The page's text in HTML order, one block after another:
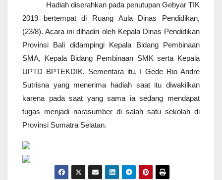
Hadiah diserahkan pada penutupan Gebyar TIK
2019 bertempat di Ruang Aula Dinas Pendidikan,
(23/8). Acara ini dihadiri oleh Kepala Dinas Pendidikan
Provinsi Bali didampingi Kepala Bidang Pembinaan
SMA, Kepala Bidang Pembinaan SMK serta Kepala
UPTD BPTEKDIK. Sementara itu, I Gede Rio Andre
Sutrisna yang menerima hadiah saat itu diwakilkan
karena pada saat yang sama ia sedang mendapat
tugas menjadi narasumber di salah satu sekolah di
Provinsi Sumatra Selatan.